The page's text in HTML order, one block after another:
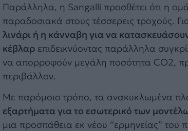
Παράλληλα, η Sangalli προσθέτει ότι η
παραδοσιακά στους τέσσερεις τροχούς.
λινάρι ή η κάνναβη για να
κέβλαρ επιδεικνύοντας παράλληλα
να απορροφούν μεγάλη ποσότητα CO2,
περιβάλλον.
Με παρόμοιο τρόπο, τα ανακυκλωμένα
εξαρτήματα για το εσωτερικό των
μια προσπάθεια εκ νέου “ερμηνείας” του